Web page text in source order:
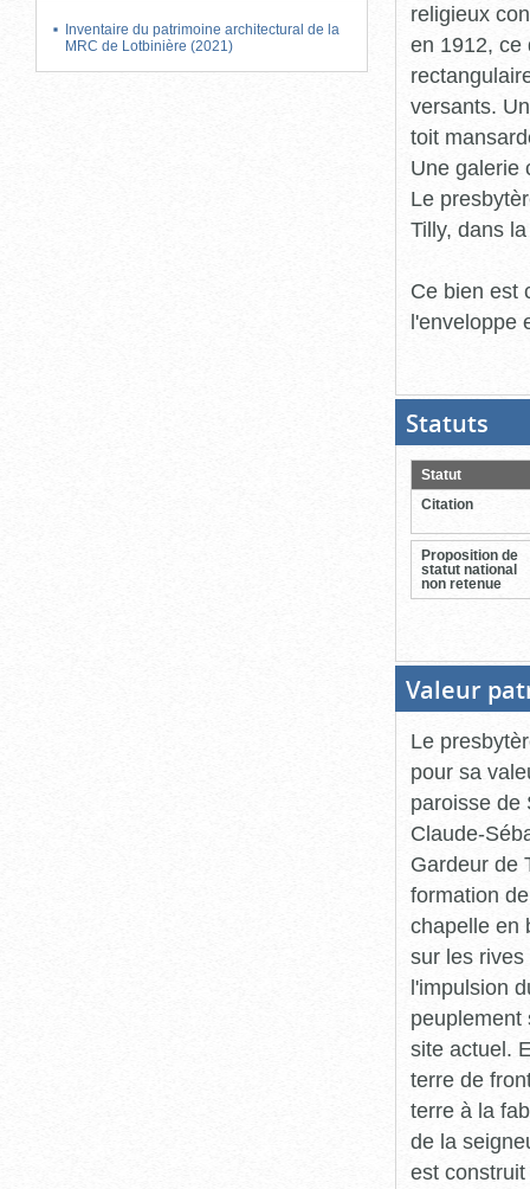
Inventaire du patrimoine architectural de la
MRC de Lotbinière (2021)
religieux
en 1912, ce
versants.
toit
Une galerie
Le
Tilly, dans
Ce bien est
l'enveloppe
Statuts
pour
Statut
Citation
Proposition de
statut national
non retenue
Valeur
Le
pour sa
paroisse de
Claude-
Gardeur de
formation
chapelle en
sur les
l'impulsion
peuplement
site actuel.
terre de
terre à la
de la
est